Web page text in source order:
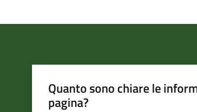
Quanto sono chiare le
pagina?